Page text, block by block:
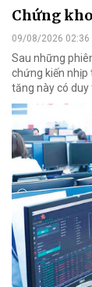
Chứng
09/08/2026 02:36
Sau những
chứng kiến nhịp
tăng này có